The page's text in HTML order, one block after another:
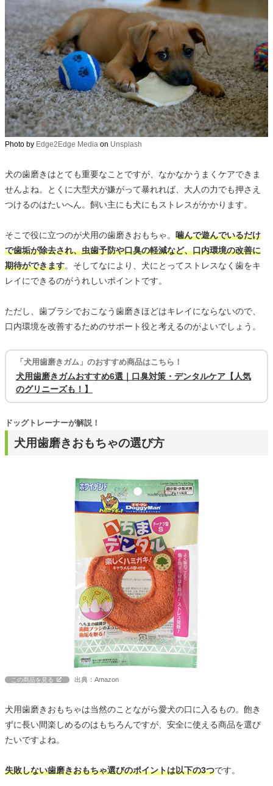
Photo by Edge2Edge Media on Unsplash
犬の歯磨きはとても重要なことですが、なかなかうまくケアできま
せんよね。とくに大型犬が嫌がって暴れれば、大人の力でも押さえ
つけるのはたいへん。飼い主にも犬にもストレスがかかります。
そこで役に立つのが犬用の歯磨きおもちゃ。 噛んで遊んでいるだけ
で歯垢が除去され、虫歯予防や口臭の軽減など、口内環境の改善に
期待ができます。そしてなにより、犬にとってストレスなく歯をキ
レイにできるのがうれしいポイントです。
ただし、歯ブラシでおこなう歯磨きほどはキレイにならないので、
口内環境を改善するためのサポート役と考えるのがよいでしょう。
「犬用歯磨きガム」のおすすめ商品はこちら！
犬用歯磨きガムおすすめ6選｜口臭対策・デンタルケア【人気
のグリニーズも！】
犬用歯磨きおもちゃの選び方
ドッグトレーナーが解説！
この商品を見る 出典：Amazon
犬用歯磨きおもちゃは当然のことながら愛犬の口に入るもの。飽き
ずに長い間楽しめるのはもちろんですが、安全に使える商品を選び
たいですよね。
失敗しない歯磨きおもちゃ選びのポイントは以下の3つです。